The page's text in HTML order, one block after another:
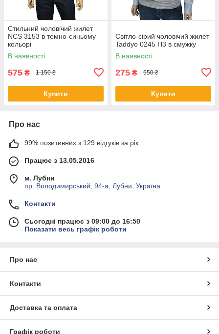
Стильний чоловічий жилет
NCS 3153 в темно-синьому
кольорі
В наявності
575 ₴ 1 150 ₴
Купити
Світло-сірий чоловічий жилет
Taddyo 0245 Н3 в смужку
В наявності
275 ₴ 550 ₴
Купити
Про нас
99% позитивних з 129 відгуків за рік
Працює з 13.05.2016
м. Лубни
пр. Володимирський, 94-а, Лубни, Україна
Контакти
Сьогодні працює з 09:00 до 16:50
Показати весь графік роботи
Про нас
Контакти
Доставка та оплата
Графік роботи